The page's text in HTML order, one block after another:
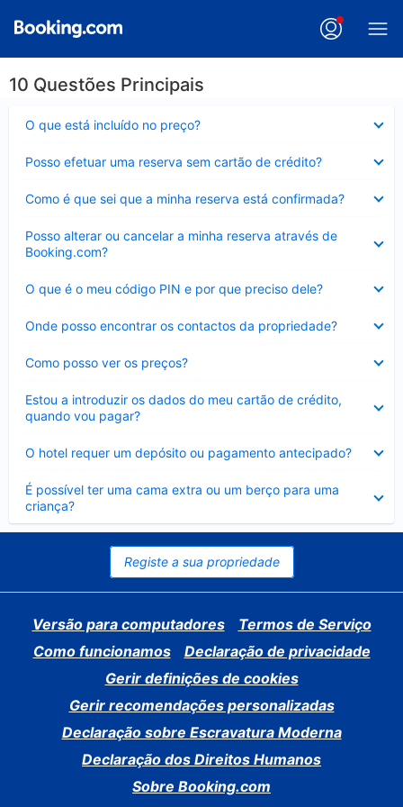
10 Questões Principais
O que está incluído no preço?
fechado
Posso efetuar uma reserva sem cartão de crédito?
fechado
Como é que sei que a minha reserva está confirmada?
fechado
Posso alterar ou cancelar a minha reserva através de
Booking.com?
fechado
O que é o meu código PIN e por que preciso dele?
fechado
Onde posso encontrar os contactos da propriedade?
fechado
Como posso ver os preços?
fechado
Estou a introduzir os dados do meu cartão de crédito,
quando vou pagar?
fechado
O hotel requer um depósito ou pagamento antecipado?
fechado
É possível ter uma cama extra ou um berço para uma
criança?
Elemento
fechado
Registe a sua propriedade
Versão para computadores
Termos de Serviço
Como funcionamos
Declaração de privacidade
Gerir definições de cookies
Gerir recomendações personalizadas
Declaração sobre Escravatura Moderna
Declaração dos Direitos Humanos
Sobre Booking.com